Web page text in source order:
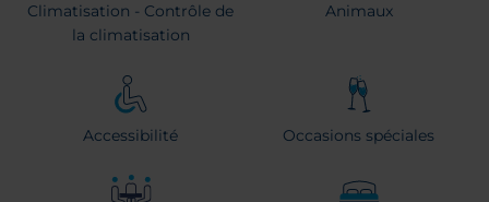
Climatisation - Contrôle de
la climatisation
Animaux
Accessibilité Occasions spéciales